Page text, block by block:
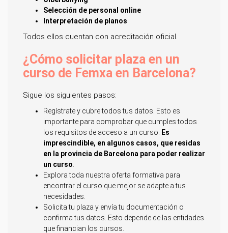
Selección de personal online
Interpretación de planos
Todos ellos cuentan con acreditación oficial.
¿Cómo solicitar plaza en un
curso de Femxa en Barcelona?
Sigue los siguientes pasos:
Regístrate y cubre todos tus datos. Esto es
importante para comprobar que cumples todos
los requisitos de acceso a un curso.
Es
imprescindible, en algunos casos, que residas
en la provincia de Barcelona para poder realizar
un curso
Explora toda nuestra oferta formativa para
encontrar el curso que mejor se adapte a tus
necesidades.
Solicita tu plaza y envía tu documentación o
confirma tus datos. Esto depende de las entidades
que financian los cursos.